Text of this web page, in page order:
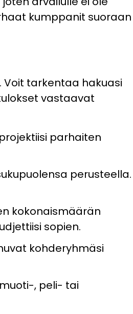
kumppanit suoraan
tarkentaa hakuasi
vastaavat
parhaiten
perusteella.
kokonaismäärän
sopien.
kohderyhmäsi
, peli- tai